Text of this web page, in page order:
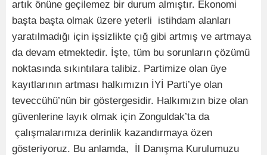
artık önüne geçilemez bir durum almıştır. Ekonomi
başta başta olmak üzere yeterli istihdam alanları
yaratılmadığı için işsizlikte çığ gibi artmış ve artmaya
da devam etmektedir. İşte, tüm bu sorunların çözümü
noktasında sıkıntılara talibiz. Partimize olan üye
kayıtlarının artması halkımızın İYİ Parti’ye olan
teveccühü’nün bir göstergesidir. Halkımızın bize olan
güvenlerine layık olmak için Zonguldak’ta da
çalışmalarımıza derinlik kazandırmaya özen
gösteriyoruz. Bu anlamda, İl Danışma Kurulumuzu